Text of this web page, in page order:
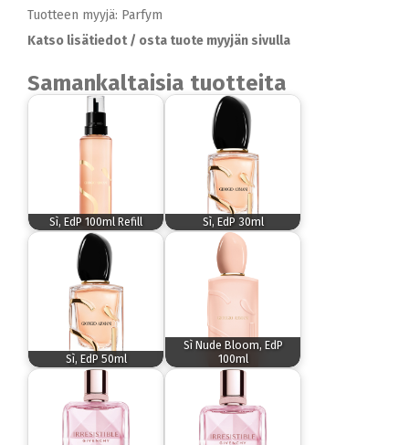
Tuotteen myyjä: Parfym
Katso lisätiedot / osta tuote myyjän sivulla
Samankaltaisia tuotteita
Sì, EdP 100ml Refill Sì, EdP 30ml
Sì, EdP 50ml
Sì Nude Bloom, EdP
100ml